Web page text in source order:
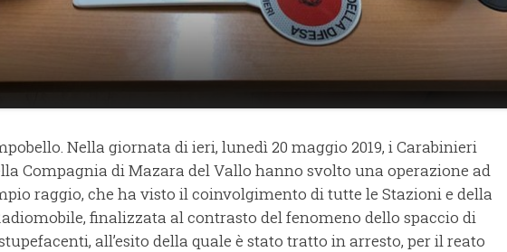
Nella giornata di ieri, lunedì 20 maggio 2019, i Carabinieri
Compagnia di Mazara del Vallo hanno svolto una operazione ad
raggio, che ha visto il coinvolgimento di tutte le Stazioni e della
finalizzata al contrasto del fenomeno dello spaccio di
all’esito della quale è stato tratto in arresto, per il reato